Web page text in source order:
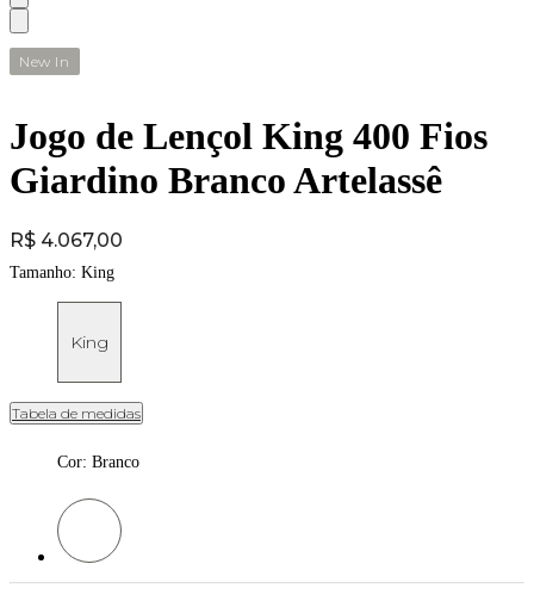
New In
Jogo de Lençol King 400 Fios
Giardino Branco Artelassê
Price:
R$ 4.067,00
Tamanho: King
King
Tabela de medidas
Cor: Branco
Cor: Branco